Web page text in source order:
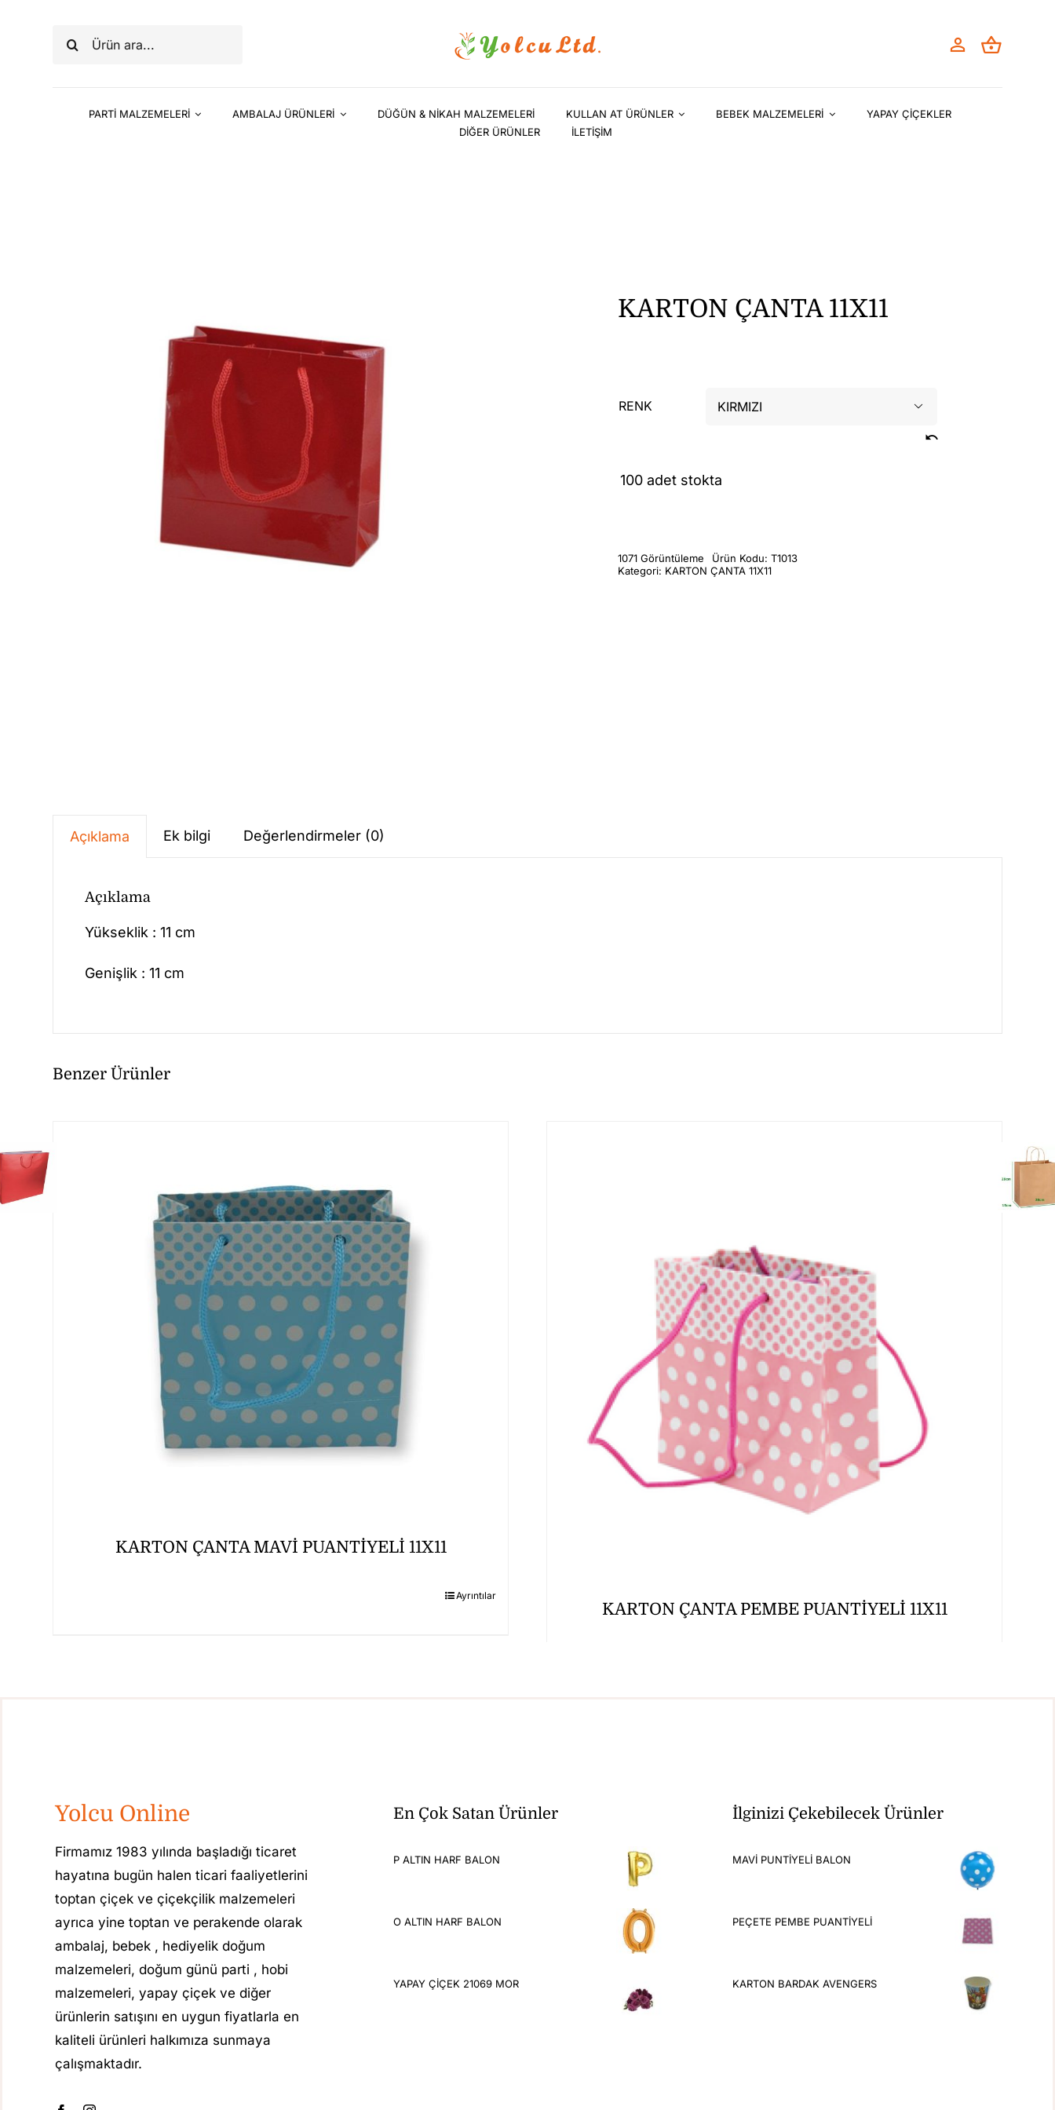
Ara:
PARTİ MALZEMELERİ AMBALAJ ÜRÜNLERİ DÜĞÜN & NİKAH MALZEMELERİ KULLAN AT ÜRÜNLER BEBEK MALZEMELERİ
YAPAY ÇİÇEKLER
DİĞER ÜRÜNLER
İLETİŞİM
KARTON ÇANTA 11X11
RENK 
100 adet stokta
1071 Görüntüleme Ürün Kodu: T1013
Kategori: KARTON ÇANTA 11X11
Açıklama Ek bilgi Değerlendirmeler (0)
Açıklama
Yükseklik : 11 cm
Genişlik : 11 cm
Benzer Ürünler
KARTON ÇANTA MAVİ PUANTİYELİ 11X11
Ayrıntılar
KARTON ÇANTA PEMBE PUANTİYELİ 11X11
Yolcu Online
Firmamız 1983 yılında başladığı ticaret
hayatına bugün halen ticari faaliyetlerini
toptan çiçek ve çiçekçilik malzemeleri
ayrıca yine toptan ve perakende olarak
ambalaj, bebek , hediyelik doğum
malzemeleri, doğum günü parti , hobi
malzemeleri, yapay çiçek ve diğer
ürünlerin satışını en uygun fiyatlarla en
kaliteli ürünleri halkımıza sunmaya
çalışmaktadır.
En Çok Satan Ürünler
P ALTIN HARF BALON
O ALTIN HARF BALON
YAPAY ÇİÇEK 21069 MOR
İlginizi Çekebilecek Ürünler
MAVİ PUNTİYELİ BALON
PEÇETE PEMBE PUANTİYELİ
KARTON BARDAK AVENGERS